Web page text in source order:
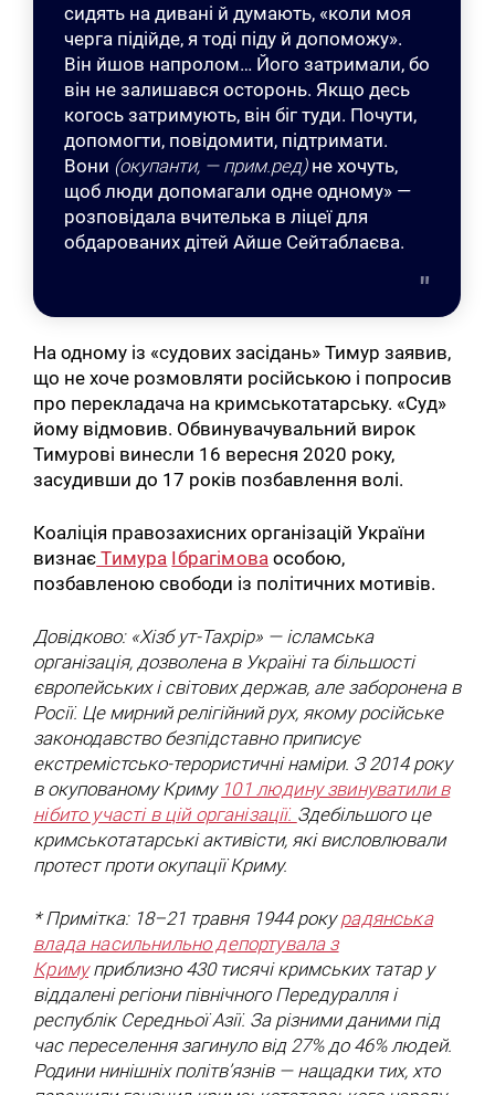
сидять на дивані й думають, «коли моя
черга підійде, я тоді піду й допоможу».
Він йшов напролом… Його затримали, бо
він не залишався осторонь. Якщо десь
когось затримують, він біг туди. Почути,
допомогти, повідомити, підтримати.
Вони (окупанти, — прим.ред)не хочуть,
щоб люди допомагали одне одному» —
розповідала вчителька в ліцеї для
обдарованих дітей Айше Сейтаблаєва.
На одному із «судових засідань» Тимур заявив,
що не хоче розмовляти російською і попросив
про перекладача на кримськотатарську. «Суд»
йому відмовив. Обвинувачувальний вирок
Тимурові винесли 16 вересня 2020 року,
засудивши до 17 років позбавлення волі.
Коаліція правозахисних організацій України
визнає Тимура Ібрагімова особою,
позбавленою свободи із політичних мотивів.
Довідково: «Хізб ут-Тахрір» — ісламська
організація, дозволена в Україні та більшості
європейських і світових держав, але заборонена в
Росії. Це мирний релігійний рух, якому російське
законодавство безпідставно приписує
екстремістсько-терористичні наміри. З 2014 року
в окупованому Криму 101 людину звинуватили в
нібито участі в цій організації. Здебільшого це
кримськотатарські активісти, які висловлювали
протест проти окупації Криму.
* Примітка: 18–21 травня 1944 рокурадянська
влада насильнильно депортувала з
Кримуприблизно 430 тисячі кримських татар у
віддалені регіони північного Передуралля і
республік Середньої Азії. За різними даними під
час переселення загинуло від 27% до 46% людей.
Родини нинішніх політв’язнів — нащадки тих, хто